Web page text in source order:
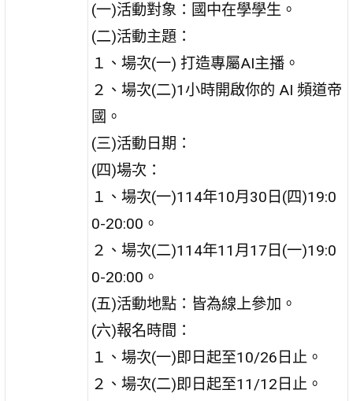
(一)活動對象：國中在學學生。
(二)活動主題：
１、場次(一) 打造專屬AI主播。
２、場次(二)1小時開啟你的 AI 頻道帝
國。
(三)活動日期：
(四)場次：
１、場次(一)114年10月30日(四)19:0
0-20:00。
２、場次(二)114年11月17日(一)19:0
0-20:00。
(五)活動地點：皆為線上參加。
(六)報名時間：
１、場次(一)即日起至10/26日止。
２、場次(二)即日起至11/12日止。